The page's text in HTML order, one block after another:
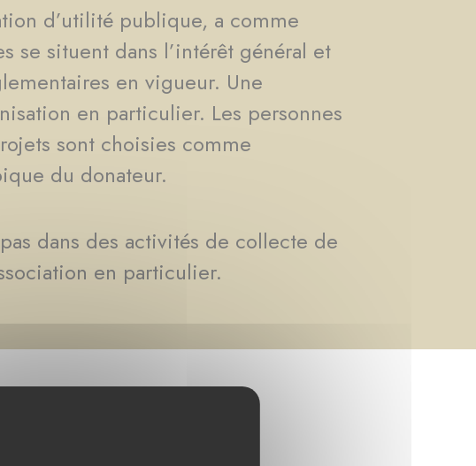
d’utilité publique, a comme
se situent dans l’intérêt général et
en vigueur. Une
en particulier. Les personnes
sont choisies comme
du donateur.
dans des activités de collecte de
en particulier.